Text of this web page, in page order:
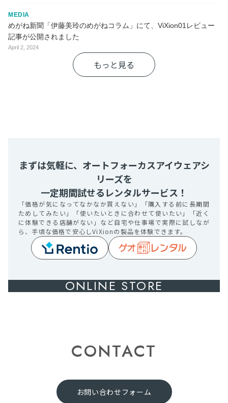
MEDIA
めがね新聞「伊藤美玲のめがねコラム」にて、ViXion01レビュー
記事が公開されました
April 2, 2024
もっと見る
まずは気軽に、オートフォーカスアイウェアシ
リーズを
一定期間試せるレンタルサービス！
「価格が気になってなかなか買えない」「購入する前に長期間
ためしてみたい」「使いたいときに合わせて使いたい」「近く
に体験できる店舗がない」など自宅や仕事場で実際に試しなが
ら、手頃な価格で安心しViXionの製品を体験できます。
ONLINE STORE
CONTACT
お問い合わせフォーム